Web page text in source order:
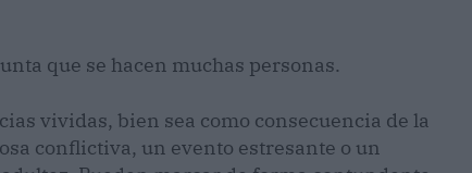
que se hacen muchas personas.
vividas, bien sea como consecuencia de la
conflictiva, un evento estresante o un